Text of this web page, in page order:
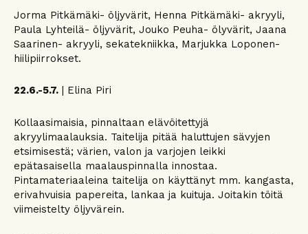
Jorma Pitkämäki- öljyvärit, Henna Pitkämäki- akryyli,
Paula Lyhteilä- öljyvärit, Jouko Peuha- ölyvärit, Jaana
Saarinen- akryyli, sekatekniikka, Marjukka Loponen-
hiilipiirrokset.
22.6.-5.7. | Elina Piri
Kollaasimaisia, pinnaltaan elävöitettyjä
akryylimaalauksia. Taitelija pitää haluttujen sävyjen
etsimisestä; värien, valon ja varjojen leikki
epätasaisella maalauspinnalla innostaa.
Pintamateriaaleina taitelija on käyttänyt mm. kangasta,
erivahvuisia papereita, lankaa ja kuituja. Joitakin töitä
viimeistelty öljyvärein.